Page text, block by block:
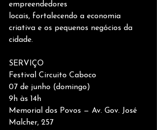
empreendedores
locais, fortalecendo a economia
criativa e os pequenos negócios da
cidade.
SERVIÇO
Festival Circuito Caboco
07 de junho (domingo)
9h às 14h
Memorial dos Povos — Av. Gov. José
Malcher, 257